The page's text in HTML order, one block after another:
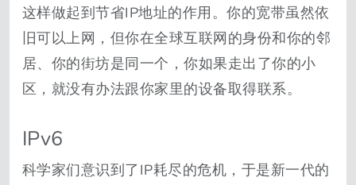
这样做起到节省IP地址的作用。你的宽带虽然依
旧可以上网，但你在全球互联网的身份和你的邻
居、你的街坊是同一个，你如果走出了你的小
区，就没有办法跟你家里的设备取得联系。
IPv6
科学家们意识到了IP耗尽的危机，于是新一代的